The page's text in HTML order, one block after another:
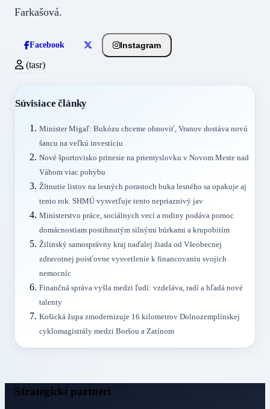
Farkašová.
Facebook Instagram
(tasr)
Súvisiace články
Minister Migaľ: Bukózu chceme obnoviť, Vranov dostáva novú
šancu na veľkú investíciu
Nové športovisko prinesie na priemyslovku v Novom Meste nad
Váhom viac pohybu
Žltnutie listov na lesných porastoch buka lesného sa opakuje aj
tento rok. SHMÚ vysvetľuje tento nepriaznivý jav
Ministerstvo práce, sociálnych vecí a rodiny podáva pomoc
domácnostiam postihnutým silnými búrkami a krupobitím
Žilinský samosprávny kraj naďalej žiada od Všeobecnej
zdravotnej poisťovne vysvetlenie k financovaniu svojich
nemocníc
Finančná správa vyšla medzi ľudí: vzdeláva, radí a hľadá nové
talenty
Košická župa zmodernizuje 16 kilometrov Dolnozemplínskej
cyklomagistrály medzi Boršou a Zatínom
Strategickí partneri